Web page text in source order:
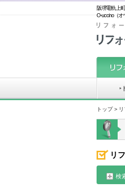
阪堺電軌上
O-uccino（
トップ>
リ
検